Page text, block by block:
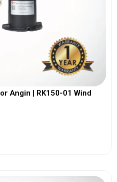
Angin | RK150-01 Wind